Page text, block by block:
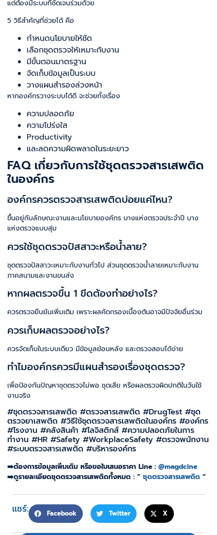
แต่ต้องมีระบบที่ชัดเจนร่วมด้วย
5 วิธีสำคัญที่ช่วยได้ คือ
กำหนดนโยบายให้ชัด
เลือกชุดตรวจให้เหมาะกับงาน
มีขั้นตอนมาตรฐาน
จัดเก็บข้อมูลเป็นระบบ
วางแผนสำรองล่วงหน้า
หากองค์กรวางระบบได้ดี จะช่วยทั้งเรื่อง
ความปลอดภัย
ความโปร่งใส
Productivity
และลดความผิดพลาดในระยะยาว
FAQ เกี่ยวกับการใช้ชุดตรวจสารเสพติด
ในองค์กร
องค์กรควรตรวจสารเสพติดบ่อยแค่ไหน?
ขึ้นอยู่กับลักษณะงานและนโยบายองค์กร บางแห่งตรวจประจำปี บาง
แห่งตรวจแบบสุ่ม
ควรใช้ชุดตรวจปัสสาวะหรือน้ำลาย?
ชุดตรวจปัสสาวะเหมาะกับงานทั่วไป ส่วนชุดตรวจน้ำลายเหมาะกับงาน
ภาคสนามและงานขนส่ง
หากผลตรวจขึ้น 1 ขีดต้องทำอย่างไร?
ควรตรวจยืนยันเพิ่มเติม เพราะผลคัดกรองเบื้องต้นอาจมีปัจจัยอื่นร่วม
ควรเก็บผลตรวจอย่างไร?
ควรจัดเก็บในระบบเดียว มีข้อมูลย้อนหลัง และตรวจสอบได้ง่าย
ทำไมองค์กรควรมีแผนสำรองเรื่องชุดตรวจ?
เพื่อป้องกันปัญหาชุดตรวจไม่พอ ชุดเสีย หรือผลตรวจผิดปกติในวันใช้
งานจริง
#ชุดตรวจสารเสพติด #ตรวจสารเสพติด #DrugTest #ชุด
ตรวจยาเสพติด #วิธีใช้ชุดตรวจสารเสพติดในองค์กร #องค์กร
#โรงงาน #คลังสินค้า #โลจิสติกส์ #ความปลอดภัยในการ
ทำงาน #HR #Safety #WorkplaceSafety #ตรวจพนักงาน
#ระบบตรวจสารเสพติด #บริหารองค์กร
➡️ต้องการข้อมูลเพิ่มเติม หรือขอใบเสนอราคา Line : @magdcine
➡️ดูรายละเอียดชุดตรวจสารเสพติดทั้งหมด : ” ชุดตรวจสารเสพติด “
แชร์: Facebook Twitter X